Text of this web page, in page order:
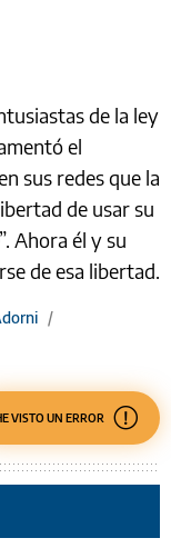
de la ley
el
sus redes que la
de usar su
Ahora él y su
de esa libertad.
/
VISTO UN ERROR